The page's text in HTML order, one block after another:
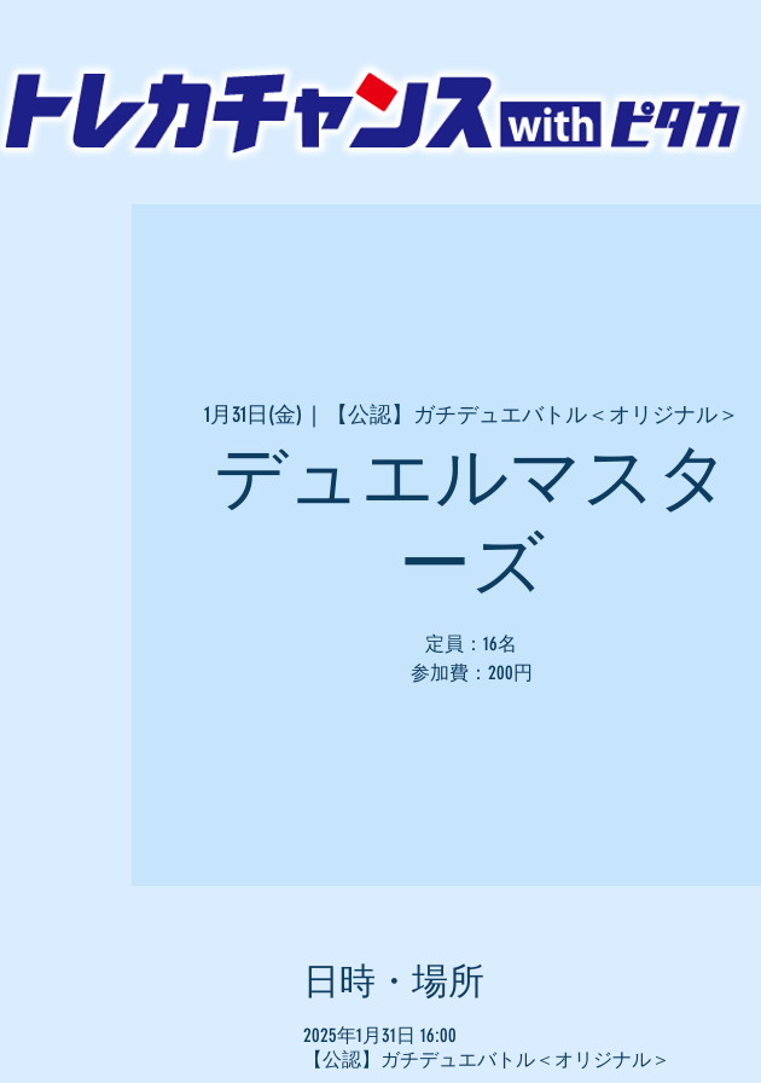
1月31日(金)
  |
【公認】ガチデュエバトル＜オリジナル＞
デュエルマスタ
ーズ
定員：16名
参加費：200円
日時・場所
2025年1月31日 16:00
【公認】ガチデュエバトル＜オリジナル＞